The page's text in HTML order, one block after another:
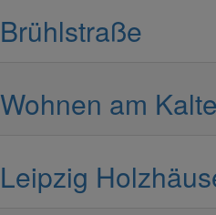
Brühlstraße
Wohnen am
Leipzig